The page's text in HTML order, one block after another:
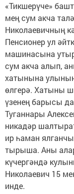
«Тикшерүче»
мең сум акча
Николаевичның
Пенсионер ул
машинасына
сум акча алып,
хатынына улының
өлгерә. Хатыны
үзенең барысы
Туганнары
никадәр
ир һаман
тырыша. Аны
күчергәндә
Николаевич 15
инде.